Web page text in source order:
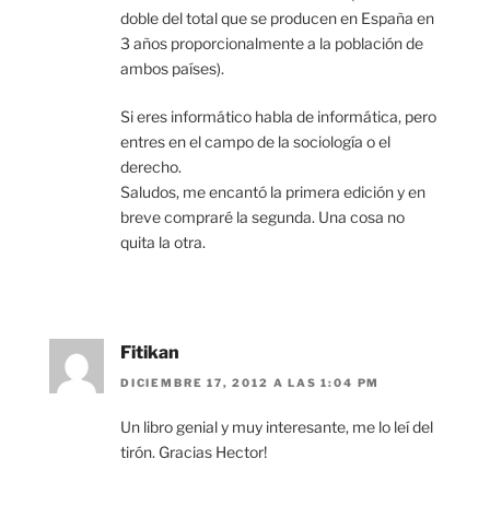
doble del total que se producen en España en
3 años proporcionalmente a la población de
ambos países).
Si eres informático habla de informática, pero
entres en el campo de la sociología o el
derecho.
Saludos, me encantó la primera edición y en
breve compraré la segunda. Una cosa no
quita la otra.
Fitikan
DICIEMBRE 17, 2012 A LAS 1:04 PM
Un libro genial y muy interesante, me lo leí del
tirón. Gracias Hector!